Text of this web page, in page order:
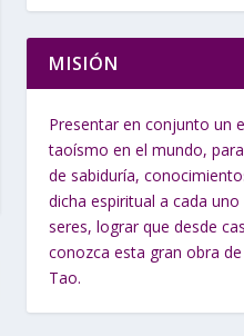
MISIÓN
Presentar en conjunto un
taoísmo en el mundo,
de sabiduría,
dicha espiritual a cada uno
seres, lograr que desde
conozca esta gran obra de
Tao.